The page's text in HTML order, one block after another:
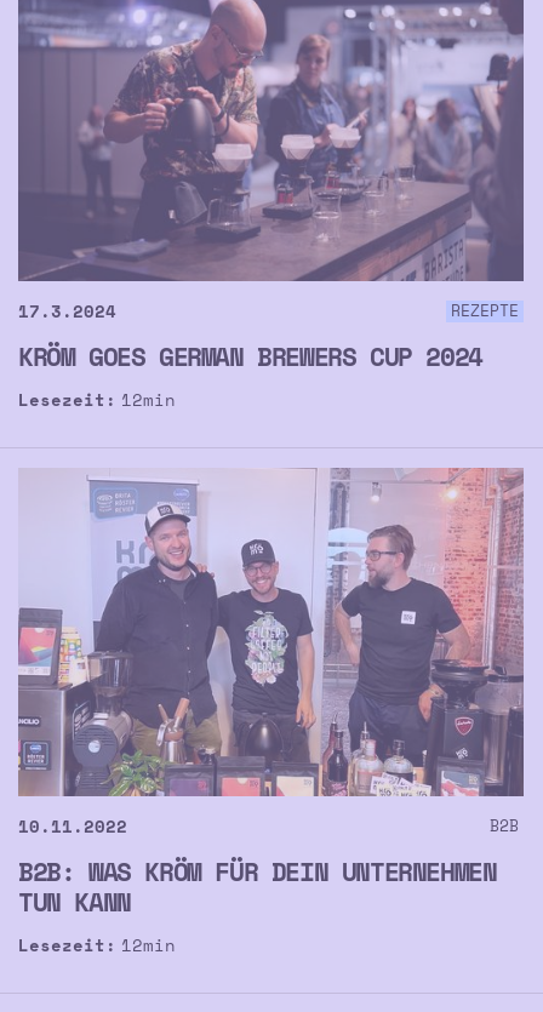
17.3.2024 REZEPTE
KRÖM GOES GERMAN BREWERS CUP 2024
Lesezeit: 12min
10.11.2022 B2B
B2B: WAS KRÖM FÜR DEIN UNTERNEHMEN
TUN KANN
Lesezeit: 12min